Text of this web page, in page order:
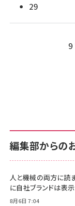
29
編集部からの
人と機械の両方に読
に自社ブランドは表
8月6日 7:04